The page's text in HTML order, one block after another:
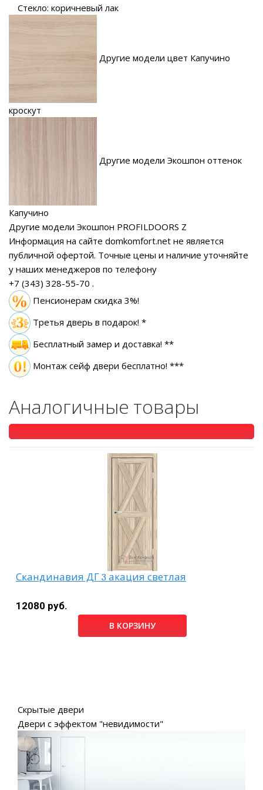
Стекло: коричневый лак
Другие модели цвет Капучино
кроскут
Другие модели Экошпон оттенок
Капучино
Другие модели Экошпон PROFILDOORS Z
Информация на сайте domkomfort.net не является
публичной офертой. Точные цены и наличие уточняйте
у наших менеджеров по телефону
+7 (343) 328-55-70 .
Пенсионерам скидка 3%!
Третья дверь в подарок! *
Бесплатный замер и доставка! **
Монтаж сейф двери бесплатно! ***
Аналогичные товары
Скандинавия ДГ 3 акация светлая
12080 руб.
В КОРЗИНУ
Скрытые двери
Двери с эффектом "невидимости"